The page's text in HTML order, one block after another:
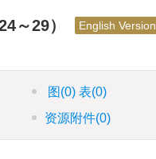
～29） English Version
图 (0) 表(0)
资源附件(0)